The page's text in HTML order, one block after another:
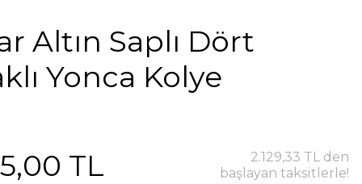
Altın Saplı Dört
Yonca Kolye
TL
2.129,33 TL den
başlayan taksitlerle!